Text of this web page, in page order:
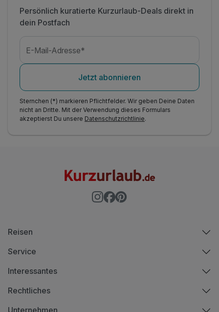
Persönlich kuratierte Kurzurlaub-Deals direkt in
dein Postfach
E-Mail-Adresse*
Jetzt abonnieren
Sternchen (*) markieren Pflichtfelder. Wir geben Deine Daten
nicht an Dritte. Mit der Verwendung dieses Formulars
akzeptierst Du unsere Datenschutzrichtlinie.
Reisen
Service
Interessantes
Rechtliches